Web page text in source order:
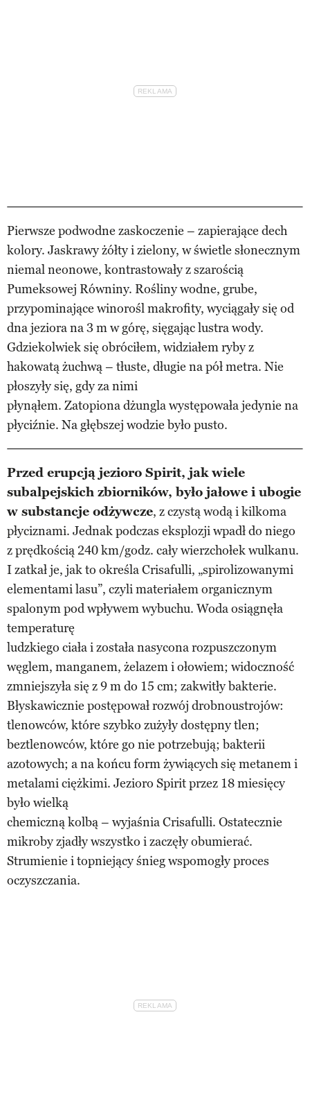
Pierwsze podwodne zaskoczenie – zapierające dech
kolory. Jaskrawy żółty i zielony, w świetle słonecznym
niemal neonowe, kontrastowały z szarością
Pumeksowej Równiny. Rośliny wodne, grube,
przypominające winorośl makrofity, wyciągały się od
dna jeziora na 3 m w górę, sięgając lustra wody.
Gdziekolwiek się obróciłem, widziałem ryby z
hakowatą żuchwą – tłuste, długie na pół metra. Nie
płoszyły się, gdy za nimi
płynąłem. Zatopiona dżungla występowała jedynie na
płyciźnie. Na głębszej wodzie było pusto.
Przed erupcją jezioro Spirit, jak wiele
subalpejskich zbiorników, było jałowe i ubogie
w substancje odżywcze, z czystą wodą i kilkoma
płyciznami. Jednak podczas eksplozji wpadł do niego
z prędkością 240 km/godz. cały wierzchołek wulkanu.
I zatkał je, jak to określa Crisafulli, „spirolizowanymi
elementami lasu”, czyli materiałem organicznym
spalonym pod wpływem wybuchu. Woda osiągnęła
temperaturę
ludzkiego ciała i została nasycona rozpuszczonym
węglem, manganem, żelazem i ołowiem; widoczność
zmniejszyła się z 9 m do 15 cm; zakwitły bakterie.
Błyskawicznie postępował rozwój drobnoustrojów:
tlenowców, które szybko zużyły dostępny tlen;
beztlenowców, które go nie potrzebują; bakterii
azotowych; a na końcu form żywiących się metanem i
metalami ciężkimi. Jezioro Spirit przez 18 miesięcy
było wielką
chemiczną kolbą – wyjaśnia Crisafulli. Ostatecznie
mikroby zjadły wszystko i zaczęły obumierać.
Strumienie i topniejący śnieg wspomogły proces
oczyszczania.